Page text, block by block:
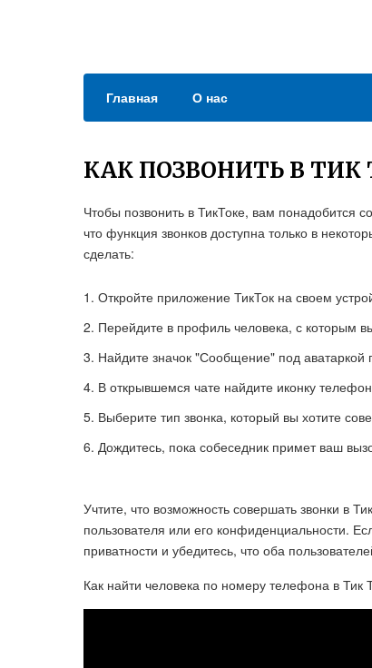
Главная О нас
КАК ПОЗВОНИТЬ В ТИК
Чтобы позвонить в ТикТоке, вам понадобится
что функция звонков доступна только в
сделать:
Откройте приложение ТикТок на своем
Перейдите в профиль человека, с которым
Найдите значок "Сообщение" под аватаркой
В открывшемся чате найдите иконку
Выберите тип звонка, который вы хотите
Дождитесь, пока собеседник примет ваш
Учтите, что возможность совершать звонки в
пользователя или его конфиденциальности.
приватности и убедитесь, что оба
Как найти человека по номеру телефона в Тик